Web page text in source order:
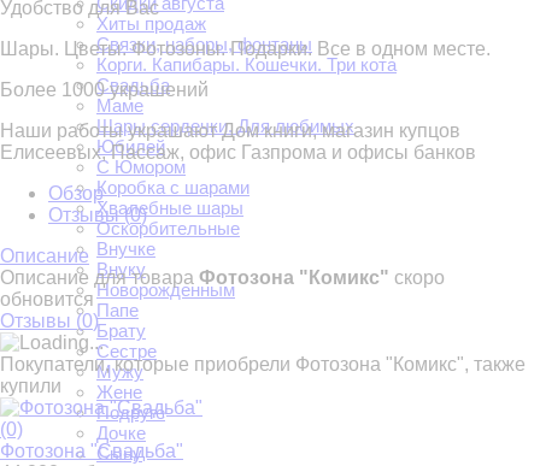
Хиты продаж
Связки, наборы, фонтаны
Корги. Капибары. Кошечки. Три кота
Свадьба
Маме
Шары сердечки. Для любимых
Юбилей
С Юмором
Коробка с шарами
Хвалебные шары
Оскорбительные
Внучке
Внуку
Новорожденным
Папе
Брату
Сестре
Мужу
Жене
Подруге
Дочке
Сыну
Удобство для Вас
Шары. Цветы. Фотозоны. Подарки. Все в одном месте.
Более 1000 украшений
Наши работы украшают Дом книги, магазин купцов
Елисеевых, Пассаж, офис Газпрома и офисы банков
Обзор
Отзывы (0)
Описание
Описание для товара Фотозона "Комикс" скоро
обновится
Отзывы (0)
Покупатели, которые приобрели Фотозона "Комикс", также
купили
(0)
Фотозона "Свадьба"